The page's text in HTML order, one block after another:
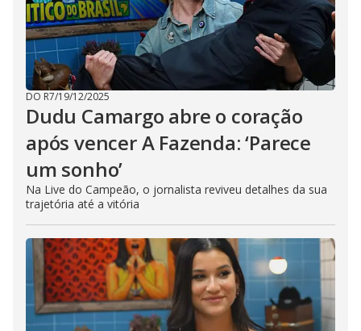
DO R7/19/12/2025
Dudu Camargo abre o coração
após vencer A Fazenda: ‘Parece
um sonho’
Na Live do Campeão, o jornalista reviveu detalhes da sua
trajetória até a vitória